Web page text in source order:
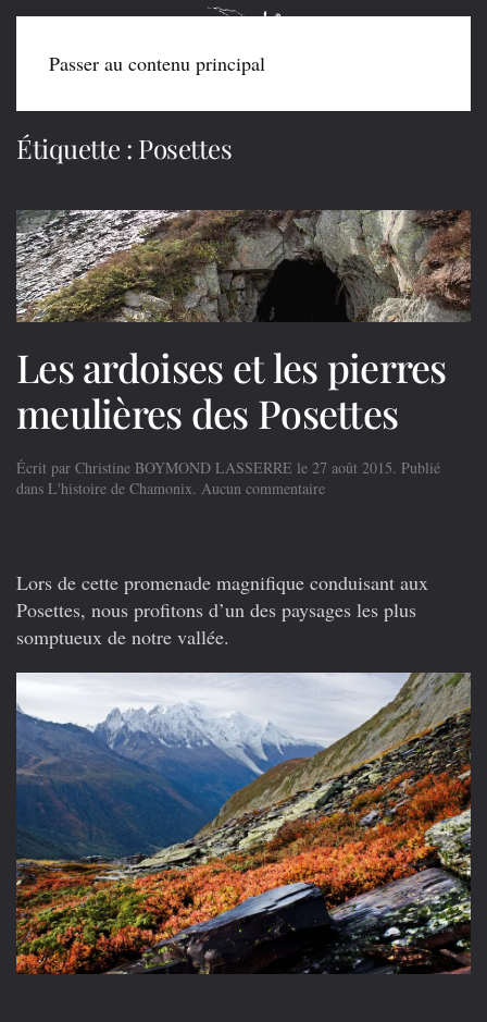
Passer au contenu principal
Étiquette : Posettes
Les ardoises et les pierres
meulières des Posettes
Écrit par Christine BOYMOND LASSERRE le 27 août 2015. Publié
dans L'histoire de Chamonix. Aucun commentairesur
pierres
meulières
Lors de cette promenade magnifique conduisant aux
Posettes, nous profitons d’un des paysages les plus
somptueux de notre vallée.